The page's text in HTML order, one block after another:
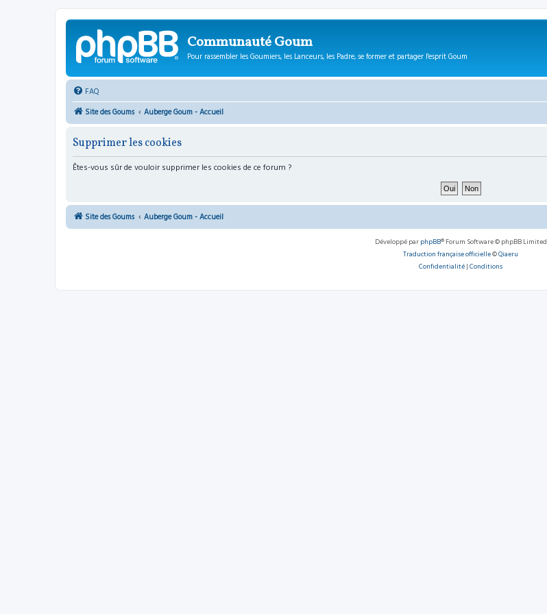
Communauté Goum
Pour rassembler les Goumiers, les Lanceurs, les Padre, se former et partager l'esprit Goum
FAQ
Site des Goums
Auberge Goum - Accueil
Supprimer les cookies
Êtes-vous sûr de vouloir supprimer les cookies de ce forum ?
Site des Goums Auberge Goum - Accueil
Développé par phpBB® Forum Software © phpBB Limited
Traduction française officielle©Qiaeru
Confidentialité | Conditions